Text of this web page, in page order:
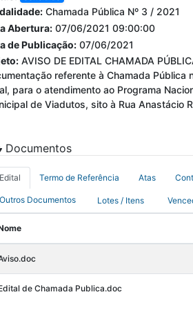
Chamada Pública Nº 3 / 2021
Abertura: 07/06/2021 09:00:00
de Publicação: 07/06/2021
AVISO DE EDITAL CHAMADA
referente à Chamada Pública
para o atendimento ao Programa
de Viadutos, sito à Rua Anastácio
Documentos
Edital Termo de Referência Atas
Outros Documentos Lotes / Itens
de Chamada Publica.doc